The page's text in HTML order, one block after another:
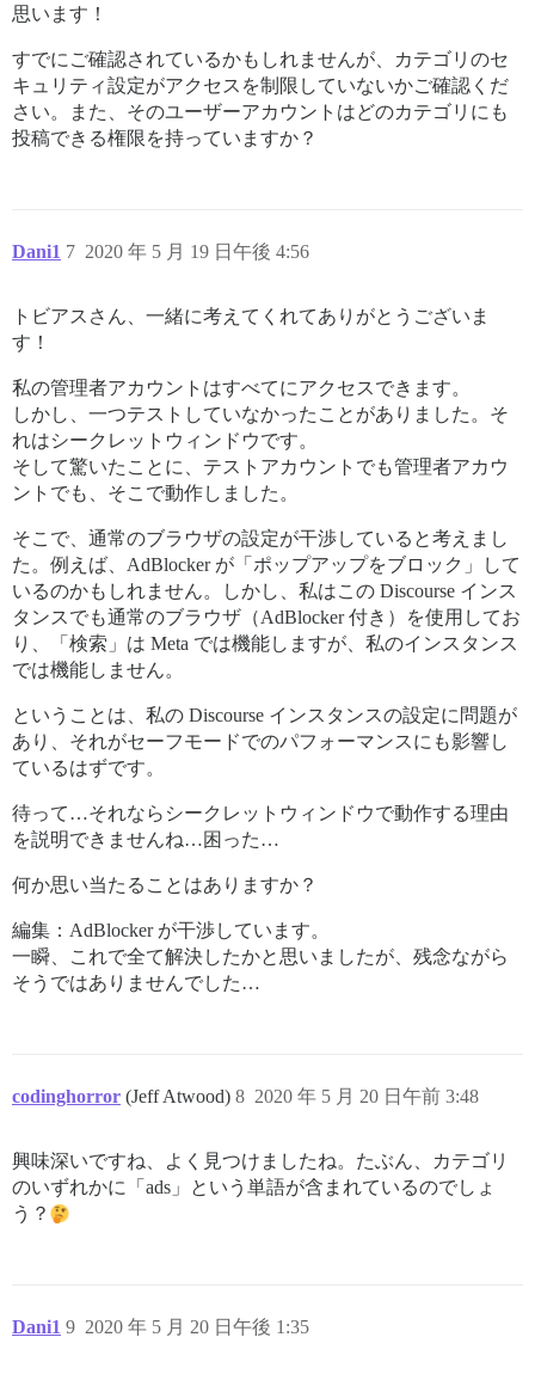
思います！
すでにご確認されているかもしれませんが、カテゴリのセ
キュリティ設定がアクセスを制限していないかご確認くだ
さい。また、そのユーザーアカウントはどのカテゴリにも
投稿できる権限を持っていますか？
Dani1 2020 年 5 月 19 日午後 4:56
7
トビアスさん、一緒に考えてくれてありがとうございま
す！
私の管理者アカウントはすべてにアクセスできます。
しかし、一つテストしていなかったことがありました。そ
れはシークレットウィンドウです。
そして驚いたことに、テストアカウントでも管理者アカウ
ントでも、そこで動作しました。
そこで、通常のブラウザの設定が干渉していると考えまし
た。例えば、AdBlocker が「ポップアップをブロック」して
いるのかもしれません。しかし、私はこの Discourse インス
タンスでも通常のブラウザ（AdBlocker 付き）を使用してお
り、「検索」は Meta では機能しますが、私のインスタンス
では機能しません。
ということは、私の Discourse インスタンスの設定に問題が
あり、それがセーフモードでのパフォーマンスにも影響し
ているはずです。
待って…それならシークレットウィンドウで動作する理由
を説明できませんね…困った…
何か思い当たることはありますか？
編集：AdBlocker が干渉しています。
一瞬、これで全て解決したかと思いましたが、残念ながら
そうではありませんでした…
codinghorror (Jeff Atwood) 2020 年 5 月 20 日午前 3:48
8
興味深いですね、よく見つけましたね。たぶん、カテゴリ
のいずれかに「ads」という単語が含まれているのでしょ
う？
Dani1 2020 年 5 月 20 日午後 1:35
9